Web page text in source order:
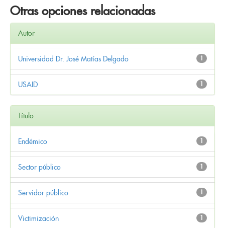
Otras opciones relacionadas
Autor
1
Universidad Dr. José Matías Delgado
1
USAID
Título
1
Endémico
1
Sector público
1
Servidor público
1
Victimización